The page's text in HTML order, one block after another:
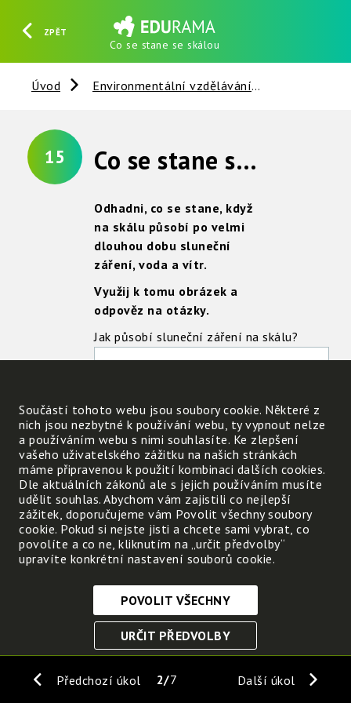
ZPĚT
Co se stane se skálou
HLEDAT REGISTROVAT PŘIHLÁSIT SE
Úvod Environmentální vzdělávání
15 Co se stane se skálou za dlouhou dobu ?
Odhadni, co se stane, když
na skálu působí po velmi
dlouhou dobu sluneční
záření, voda a vítr.
Využij k tomu obrázek a
odpověz na otázky.
Jak působí sluneční záření na skálu?
Jak působí voda na skálu v létě?
Jak působí vítr?
Kterým směrem padají kameny ze skály?
Předchozí úkol Další úkol
2 7
Součástí tohoto webu jsou soubory cookie. Některé z
nich jsou nezbytné k používání webu, ty vypnout nelze
a používáním webu s nimi souhlasíte. Ke zlepšení
vašeho uživatelského zážitku na našich stránkách
máme připravenou k použití kombinaci dalších cookies.
Dle aktuálních zákonů ale s jejich používáním musíte
udělit souhlas. Abychom vám zajistili co nejlepší
zážitek, doporučujeme vám Povolit všechny soubory
cookie. Pokud si nejste jisti a chcete sami vybrat, co
povolíte a co ne, kliknutím na „určit předvolby“
upravíte konkrétní nastavení souborů cookie.
Nezbytně nutné cookies
Tyto soubory cookie jsou nezbytné, abyste se mohli
funkce. Bez těchto cookies by webové stránky
POVOLIT VŠECHNY
URČIT PŘEDVOLBY